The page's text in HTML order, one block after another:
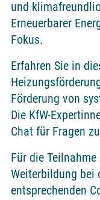
und
Erneuerbarer
Fokus.
Erfahren Sie in
Förderung von
Die KfW-
Chat für Fragen
Für die
Weiterbildung bei
entsprechenden